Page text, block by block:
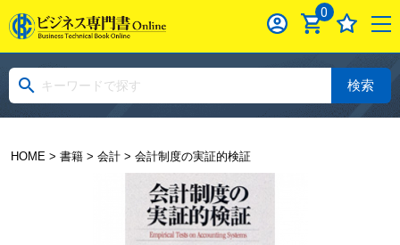
0
検索
HOME> 書籍> 会計> 会計制度の実証的検証